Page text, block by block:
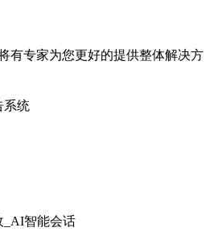
有专家为您更好的提供整体解决方
系统